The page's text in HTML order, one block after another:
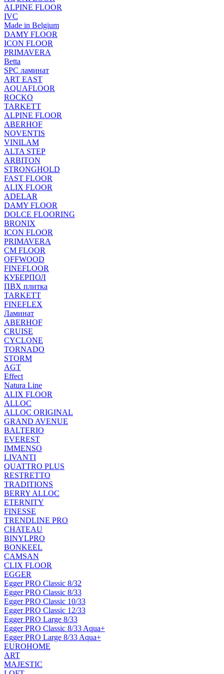
ALPINE FLOOR
IVC
Made in Belgium
DAMY FLOOR
ICON FLOOR
PRIMAVERA
Betta
SPC ламинат
ART EAST
AQUAFLOOR
ROCKO
TARKETT
ALPINE FLOOR
ABERHOF
NOVENTIS
VINILAM
ALTA STEP
ARBITON
STRONGHOLD
FAST FLOOR
ALIX FLOOR
ADELAR
DAMY FLOOR
DOLCE FLOORING
BRONIX
ICON FLOOR
PRIMAVERA
CM FLOOR
OFFWOOD
FINEFLOOR
КУБЕРПОЛ
ПВХ плитка
TARKETT
FINEFLEX
Ламинат
ABERHOF
CRUISE
CYCLONE
TORNADO
STORM
AGT
Effect
Natura Line
ALIX FLOOR
ALLOC
ALLOC ORIGINAL
GRAND AVENUE
BALTERIO
EVEREST
IMMENSO
LIVANTI
QUATTRO PLUS
RESTRETTO
TRADITIONS
BERRY ALLOC
ETERNITY
FINESSE
TRENDLINE PRO
CHATEAU
BINYLPRO
BONKEEL
CAMSAN
CLIX FLOOR
EGGER
Egger PRO Classic 8/32
Egger PRO Classic 8/33
Egger PRO Classic 10/33
Egger PRO Classic 12/33
Egger PRO Large 8/33
Egger PRO Classic 8/33 Aqua+
Egger PRO Large 8/33 Aqua+
EUROHOME
ART
MAJESTIC